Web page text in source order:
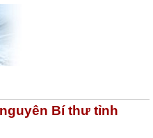
Bí thư tỉnh